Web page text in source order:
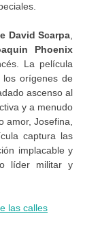
David Scarpa,
Phoenix
La película
orígenes de
ascenso al
y a menudo
amor, Josefina,
captura las
implacable y
líder militar y
las calles